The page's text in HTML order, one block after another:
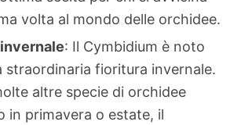
volta al mondo delle orchidee.
: Il Cymbidium è noto
straordinaria fioritura invernale.
altre specie di orchidee
in primavera o estate, il